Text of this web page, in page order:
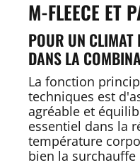
M-FLEECE ET
POUR UN CLIMAT
DANS LA
La fonction
techniques est
agréable et
essentiel dans la
température
bien la